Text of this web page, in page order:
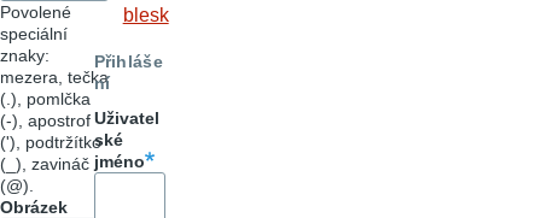
Povolené
speciální
znaky:
mezera, tečka
(.), pomlčka
(-), apostrof
('), podtržítko
(_), zavináč
(@).
Obrázek
blesk
Přihláše
ní
Uživatel
ské
jméno